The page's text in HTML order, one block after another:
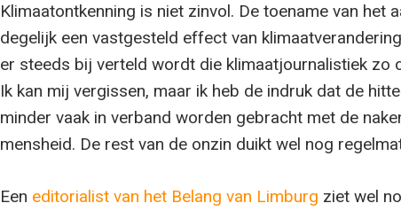
Klimaatontkenning is niet zinvol. De toename van het
degelijk een vastgesteld effect van
er steeds bij verteld wordt die klimaatjournalistiek zo
Ik kan mij vergissen, maar ik heb de indruk dat de
minder vaak in verband worden gebracht met de
mensheid. De rest van de onzin duikt wel nog
Een editorialist van het Belang van Limburg ziet wel